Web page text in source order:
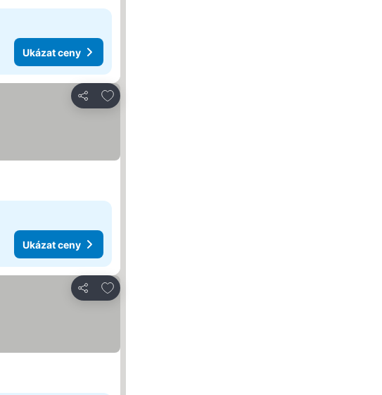
Ukázat ceny
Sdílet
Přidat na seznam oblíbených hotelů
Ukázat ceny
Sdílet
Přidat na seznam oblíbených hotelů